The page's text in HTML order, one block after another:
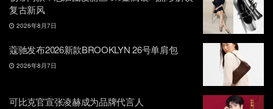
复古新风
2026年8月7日
蔻驰发布2026新款BROOKLYN 26号单肩包
2026年8月7日
可比克官宣张凌赫成为品牌代言人